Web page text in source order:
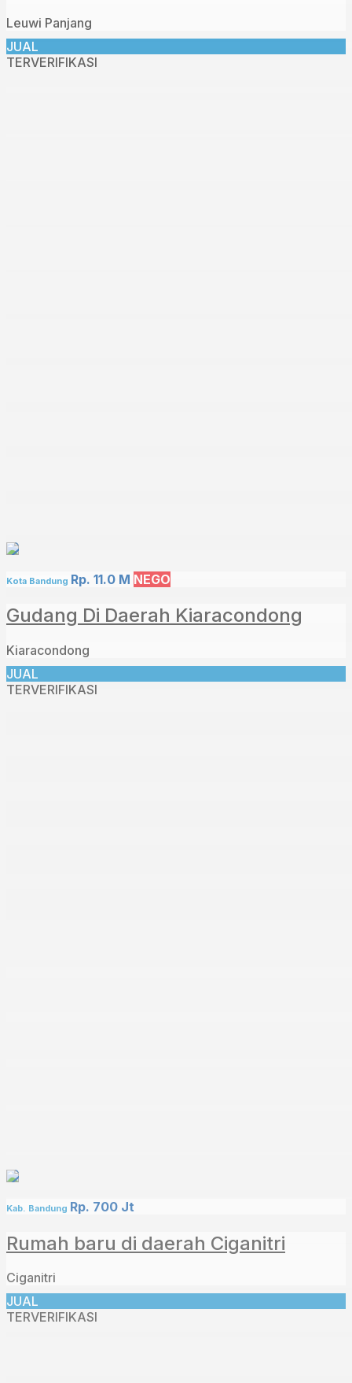
Leuwi Panjang
JUAL
TERVERIFIKASI
Kota Bandung Rp. 11.0 M NEGO
Gudang Di Daerah Kiaracondong
Kiaracondong
JUAL
TERVERIFIKASI
Kab. Bandung Rp. 700 Jt
Rumah baru di daerah Ciganitri
Ciganitri
JUAL
TERVERIFIKASI